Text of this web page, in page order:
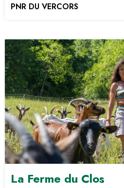
PNR DU VERCORS
La Ferme du Clos